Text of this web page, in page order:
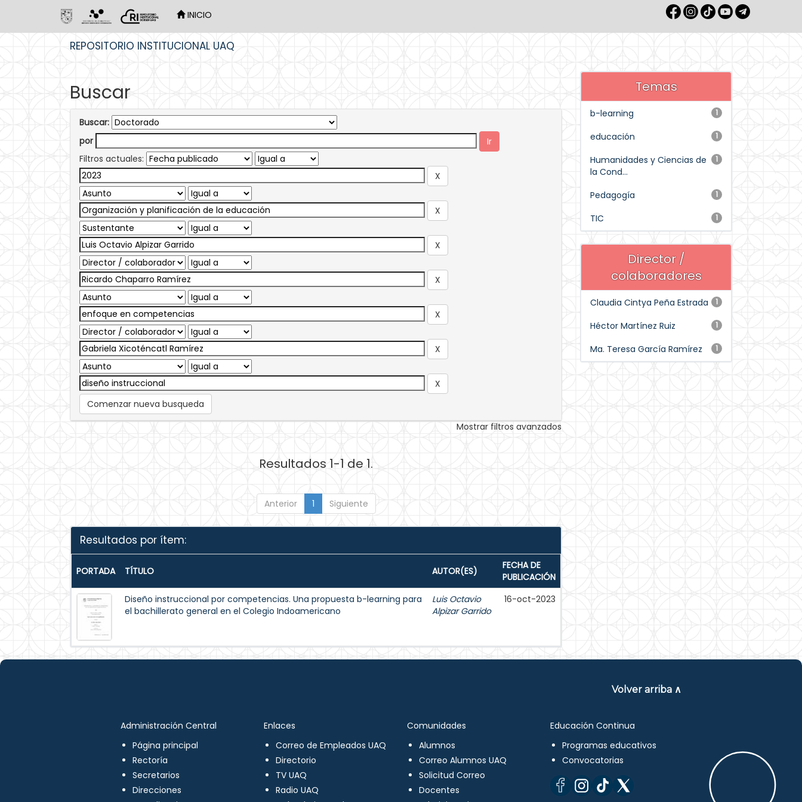
INICIO
REPOSITORIO INSTITUCIONAL UAQ
Buscar
Buscar:
por
Filtros actuales:
Comenzar nueva busqueda
Mostrar filtros avanzados
Resultados 1-1 de 1.
Anterior 1 Siguiente
Resultados por ítem:
PORTADA TÍTULO AUTOR(ES)
FECHA DE
PUBLICACIÓN
Diseño instruccional por competencias. Una propuesta b-learning para
el bachillerato general en el Colegio Indoamericano
Luis Octavio
Alpizar Garrido
16-oct-2023
Temas
1
b-learning
1
educación
1
Humanidades y Ciencias de
la Cond...
1
Pedagogía
1
TIC
Director /
colaboradores
1
Claudia Cintya Peña Estrada
1
Héctor Martínez Ruiz
1
Ma. Teresa García Ramírez
Volver arriba ∧
Administración Central
Página principal
Rectoría
Secretarios
Direcciones
Enlaces
Correo de Empleados UAQ
Directorio
TV UAQ
Radio UAQ
Comunidades
Alumnos
Correo Alumnos UAQ
Solicitud Correo
Docentes
Educación Continua
Programas educativos
Convocatorias